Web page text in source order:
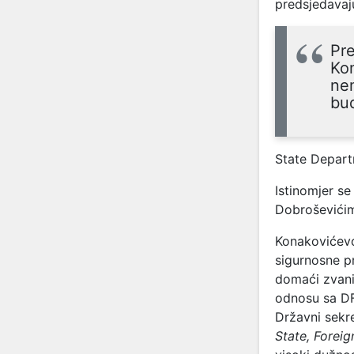
State
Istinomjer
sigurnosne
domaći
odnosu sa
Državni
State,